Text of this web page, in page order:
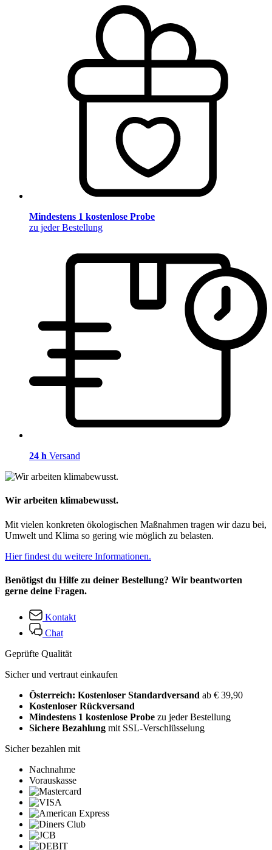
Mindestens 1 kostenlose Probe
zu jeder Bestellung
24 h Versand
Wir arbeiten klimabewusst.
Mit vielen konkreten ökologischen Maßnahmen tragen wir dazu bei,
Umwelt und Klima so gering wie möglich zu belasten.
Hier findest du weitere Informationen.
Benötigst du Hilfe zu deiner Bestellung? Wir beantworten
gerne deine Fragen.
Kontakt
Chat
Geprüfte Qualität
Sicher und vertraut einkaufen
Österreich: Kostenloser Standardversand ab € 39,90
Kostenloser Rückversand
Mindestens 1 kostenlose Probe zu jeder Bestellung
Sichere Bezahlung mit SSL-Verschlüsselung
Sicher bezahlen mit
Nachnahme
Vorauskasse